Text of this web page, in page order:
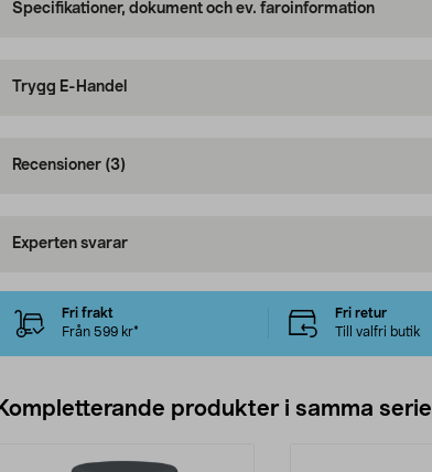
Specifikationer, dokument och ev. faroinformation
Trygg E-Handel
Recensioner (3)
Experten svarar
Fri frakt
Från 599 kr*
Fri retur
Till valfri butik
Kompletterande produkter i samma serie